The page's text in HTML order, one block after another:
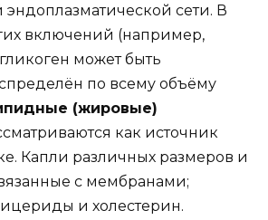
эндоплазматической сети. В
включений (например,
может быть
по всему объёму
(жировые)
как источник
Капли различных размеров и
с мембранами;
и холестерин.